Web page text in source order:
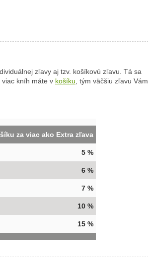
zľavy aj tzv. košíkovú zľavu. Tá sa
kníh máte v košíku, tým väčšiu zľavu Vám
za viac ako Extra zľava
5 %
6 %
7 %
10 %
15 %